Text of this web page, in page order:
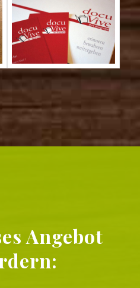
Angebot